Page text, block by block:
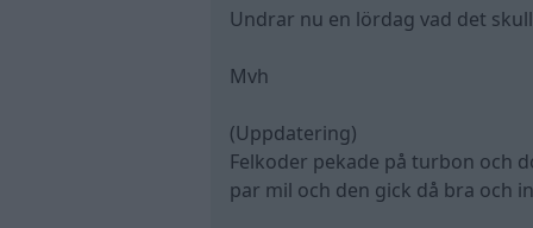
Undrar nu en lördag vad det
Mvh
(Uppdatering)
Felkoder pekade på turbon och
par mil och den gick då bra och